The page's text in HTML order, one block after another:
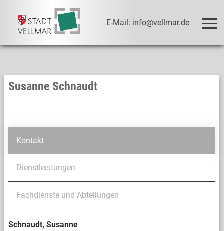
E-Mail: info@vellmar.de
Susanne Schnaudt
Kontakt
Dienstleistungen
Fachdienste und Abteilungen
Schnaudt, Susanne